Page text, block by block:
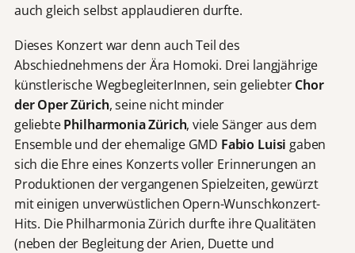
auch gleich selbst applaudieren durfte.
Dieses Konzert war denn auch Teil des
Abschiednehmens der Ära Homoki. Drei langjährige
künstlerische WegbegleiterInnen, sein geliebterChor
der Oper Zürich, seine nicht minder
geliebtePhilharmonia Zürich, viele Sänger aus dem
Ensemble und der ehemalige GMD Fabio Luisi gaben
sich die Ehre eines Konzerts voller Erinnerungen an
Produktionen der vergangenen Spielzeiten, gewürzt
mit einigen unverwüstlichen Opern-Wunschkonzert-
Hits. Die Philharmonia Zürich durfte ihre Qualitäten
(neben der Begleitung der Arien, Duette und